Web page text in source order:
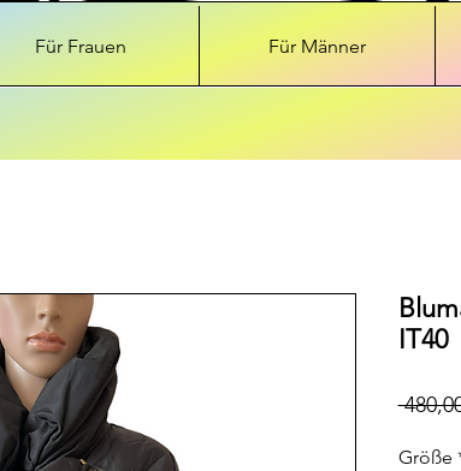
Für Frauen Für Männer
IT40
Größe